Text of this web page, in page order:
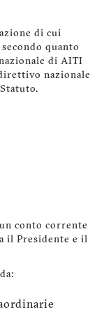
di cui
quanto
di AITI
nazionale
conto corrente
il Presidente e il